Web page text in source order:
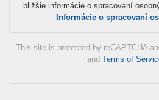
bližšie informácie o spracovaní
Informácie o spracovaní
This site is protected by reCAPTCHA
and Terms of